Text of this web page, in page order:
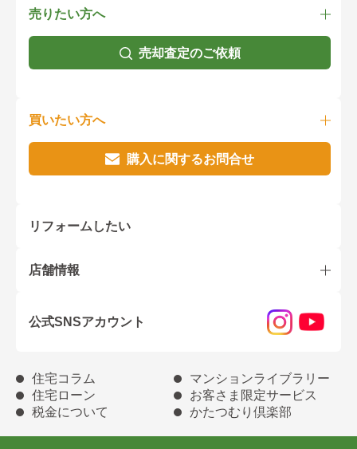
売りたい方へ
売却査定のご依頼
買いたい方へ
購入に関するお問合せ
リフォームしたい
店舗情報
公式SNSアカウント
住宅コラム
マンションライブラリー
住宅ローン
お客さま限定サービス
税金について
かたつむり倶楽部